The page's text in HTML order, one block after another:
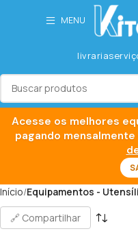
MENU
livraria
Início Equipamentos -
🔗 Compartilhar
Acesse os melhores
pagando mensalmente